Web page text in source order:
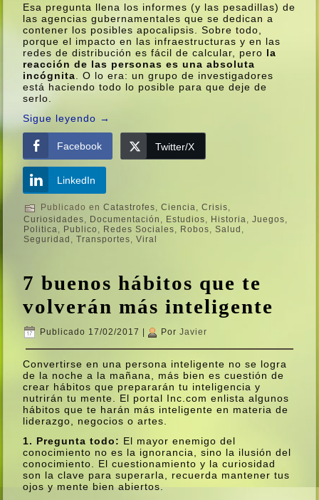
Esa pregunta llena los informes (y las pesadillas) de
las agencias gubernamentales que se dedican a
contener los posibles apocalipsis. Sobre todo,
porque el impacto en las infraestructuras y en las
redes de distribución es fácil de calcular, pero la
reacción de las personas es una absoluta
incógnita . O lo era: un grupo de investigadores
está haciendo todo lo posible para que deje de
serlo.
Sigue leyendo →
Facebook Twitter/X
LinkedIn
Publicado en Catastrofes,Ciencia,Crisis,
Curiosidades
Documentación Estudios Historia ,Juegos
Politica
Publico Redes Sociales Robos ,Salud
Seguridad
,Transportes ,Viral
7 buenos hábitos que te
volverán más inteligente
Publicado 17/02/2017 | Por Javier
Convertirse en una persona inteligente no se logra
de la noche a la mañana, más bien es cuestión de
crear hábitos que prepararán tu inteligencia y
nutrirán tu mente. El portal Inc.com enlista algunos
hábitos que te harán más inteligente en materia de
liderazgo, negocios o artes.
1. Pregunta todo: El mayor enemigo del
conocimiento no es la ignorancia, sino la ilusión del
conocimiento. El cuestionamiento y la curiosidad
son la clave para superarla, recuerda mantener tus
ojos y mente bien abiertos.